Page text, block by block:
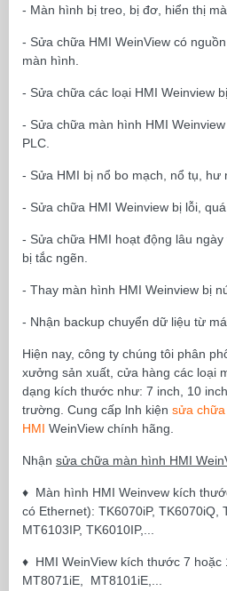
- Màn hình bị treo, bị đơ, hiển thị
- Sửa chữa HMI WeinView có
màn hình.
- Sửa chữa các loại HMI Weinview
- Sửa chữa màn hình HMI
PLC.
- Sửa HMI bị nổ bo mạch, nổ tụ, hư
- Sửa chữa HMI Weinview bị lỗi, quá
- Sửa chữa HMI hoạt động lâu
bị tắc ngẽn.
- Thay màn hình HMI Weinview bị
- Nhận backup chuyển dữ liệu từ
Hiện nay, công ty chúng tôi phân
xưởng sản xuất, cửa hàng các loại
dạng kích thước như: 7 inch, 10
trường. Cung cấp lnh kiện sửa
HMI WeinView chính hãng.
Nhận sửa chữa màn hình HMI
♦ Màn hình HMI Weinvew kích
có Ethernet): TK6070iP, TK6070iQ,
MT6103IP, TK6010IP,...
♦ HMI WeinView kích thước 7 hoặc
MT8071iE, MT8101iE,...